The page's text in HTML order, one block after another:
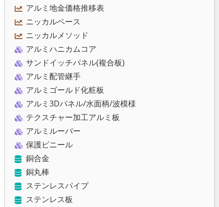
アルミ地金価格推移表
ニッカルベース
ニッカルメソッド
アルミハニカムコア
サンドイッチパネル(複合板)
アルミ配管継手
アルミゴールド化粧板
アルミ3Dパネル/水面柄/波模様
テクスチャー加工アルミ板
アルミルーバー
保護ビニール
銅合金
銅丸棒
ステンレスパイプ
ステンレス板